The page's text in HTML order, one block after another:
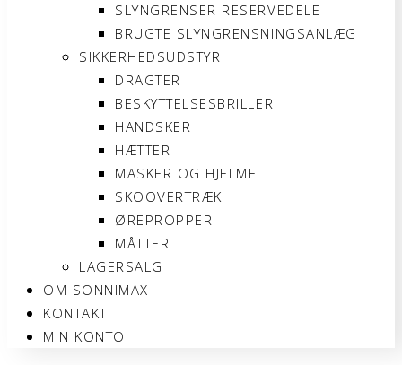
SLYNGRENSER RESERVEDELE
BRUGTE SLYNGRENSNINGSANLÆG
SIKKERHEDSUDSTYR
DRAGTER
BESKYTTELSESBRILLER
HANDSKER
HÆTTER
MASKER OG HJELME
SKOOVERTRÆK
ØREPROPPER
MÅTTER
LAGERSALG
OM SONNIMAX
KONTAKT
MIN KONTO